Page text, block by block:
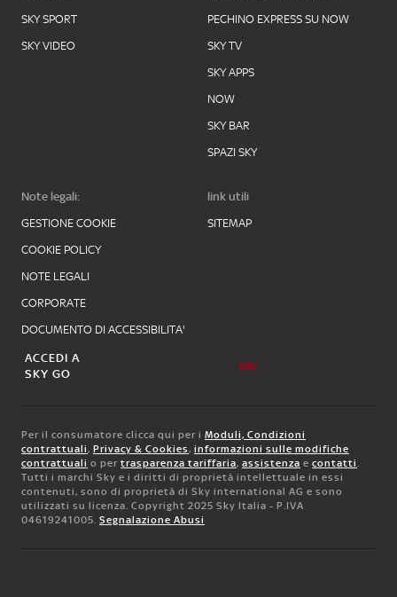
SKY SPORT
SKY VIDEO
PECHINO EXPRESS SU NOW
SKY TV
SKY APPS
NOW
SKY BAR
SPAZI SKY
Note legali:
GESTIONE COOKIE
COOKIE POLICY
NOTE LEGALI
CORPORATE
DOCUMENTO DI ACCESSIBILITA'
link utili
SITEMAP
ACCEDI A
SKY GO
Per il consumatore clicca qui per i Moduli, Condizioni
contrattuali, Privacy & Cookies, informazioni sulle modifiche
contrattuali o per trasparenza tariffaria, assistenza e contatti.
Tutti i marchi Sky e i diritti di proprietà intellettuale in essi
contenuti, sono di proprietà di Sky international AG e sono
utilizzati su licenza. Copyright 2025 Sky Italia - P.IVA
04619241005. Segnalazione Abusi